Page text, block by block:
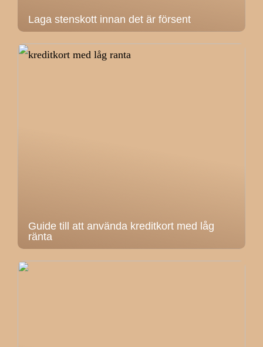
Laga stenskott innan det är försent
Guide till att använda kreditkort med låg
ränta